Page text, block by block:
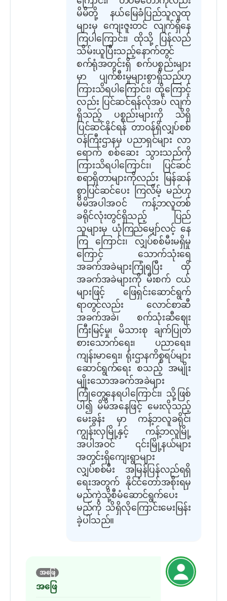
မိမိတို့ နယ်မြေခံပြည်သူလူထု
များမှ ကျေးဇူးတင် လျက်ရှိနေ
ကြပါကြောင်း၊ ထိုသို့ ပြန်လည်
သိမ်းယူပြီးသည့်နောက်တွင်
စက်ရုံအတွင်းရှိ စက်ပစ္စည်းများ
မှာ ပျက်စီးမှုများစွာရှိသည်ဟု
ကြားသိရပါကြောင်း၊ ထို့ကြောင့်
လည်း ပြင်ဆင်ရန်လိုအပ် လျက်
ရှိသည့် ပစ္စည်းများကို သိရှိ
ပြင်ဆင်နိုင်ရန် တာဝန်ရှိလျှပ်စစ်
ဝန်ကြီးဌာနမှ ပညာရှင်များ လာ
ရောက် စစ်ဆေး သွားသည်ကို
ကြားသိရပါကြောင်း၊ ပြင်ဆင်
စရာရှိတာများကိုလည်း မြန်ဆန်
စွာပြင်ဆင်ပေး ကြလိမ့် မည်ဟု
မိမိအပါအဝင် ကန့်ဘလူတစ်
ခရိုင်လုံးတွင်ရှိသည့် ပြည်
သူများမှ ယုံကြည်မျှော်လင့် နေ
ကြ ကြောင်း၊ လျှပ်စစ်မီးမရှိမှု
ကြောင့် သောက်သုံးရေ
အခက်အခဲများကြုံရပြီး ထို
အခက်အခဲများကို မီးစက် ငယ်
များဖြင့် ဖြေရှင်းဆောင်ရွက်
ရာတွင်လည်း လောင်စာဆီ
အခက်အခဲ၊ စက်သုံးဆီဈေး
ကြီးမြင့်မှု၊ မိသားစု ချက်ပြုတ်
စားသောက်ရေး၊ ပညာရေး၊
ကျန်းမာရေး၊ ရုံးဌာနကိစ္စရပ်များ
ဆောင်ရွက်ရေး စသည့် အမျိုး
မျိုးသောအခက်အခဲများ
ကြုံတွေ့နေရပါကြောင်း၊ သို့ဖြစ်
ပါ၍ မိမိအနေဖြင့် မေးလိုသည့်
မေးခွန်း မှာ ကန့်ဘလူခရိုင်၊
ကျွန်းလှမြို့နှင့် ကန့်ဘလူမြို့
အပါအဝင် ၎င်းမြို့နယ်များ
အတွင်းရှိကျေးရွာများ
လျှပ်စစ်မီး အမြန်ပြန်လည်ရရှိ
ရေးအတွက် နိုင်ငံတော်အစိုးရမှ
မည်ကဲ့သို့စီမံဆောင်ရွက်ပေး
မည်ကို သိရှိလိုကြောင်းမေးမြန်း
ခဲ့ပါသည်။
အဖြေ
အဖြေ